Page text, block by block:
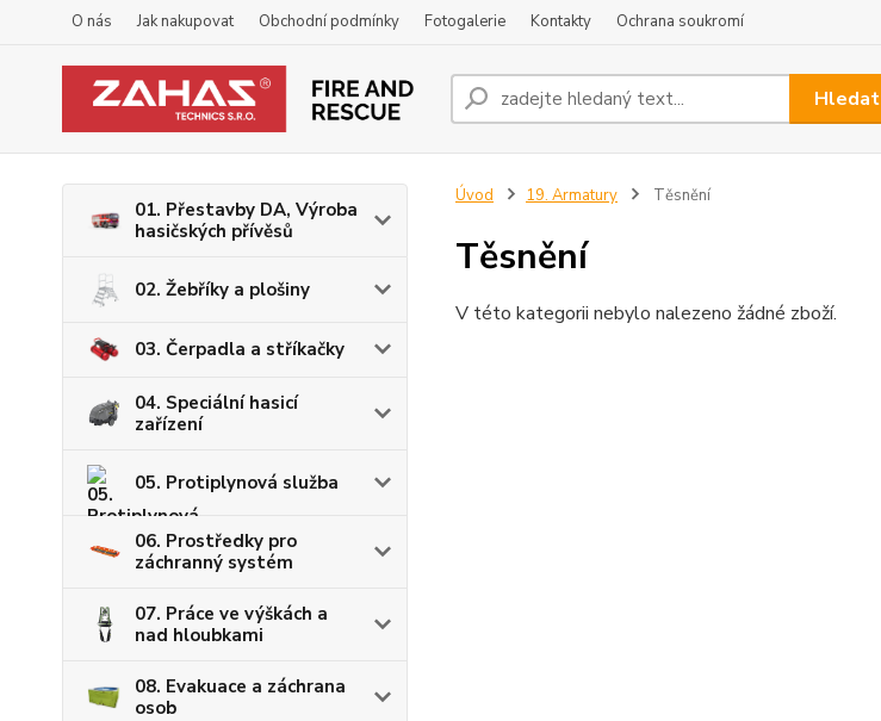
O nás Jak nakupovat Obchodní podmínky Fotogalerie Kontakty Ochrana soukromí
Hledat
01. Přestavby DA, Výroba
hasičských přívěsů
02. Žebříky a plošiny
03. Čerpadla a stříkačky
04. Speciální hasicí
zařízení
05. Protiplynová služba
06. Prostředky pro
záchranný systém
07. Práce ve výškách a
nad hloubkami
08. Evakuace a záchrana
osob
Úvod 19. Armatury Těsnění
Těsnění
V této kategorii nebylo nalezeno žádné zboží.